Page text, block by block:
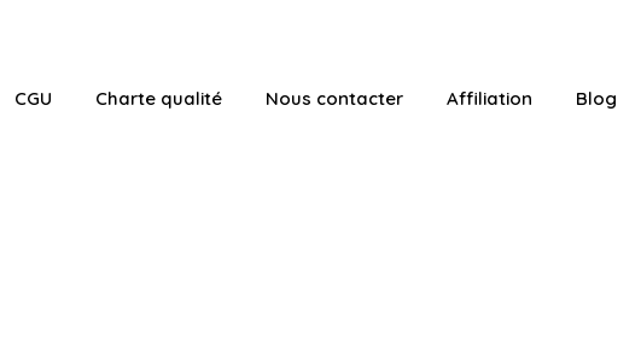
CGU Charte qualité Nous contacter Affiliation Blog